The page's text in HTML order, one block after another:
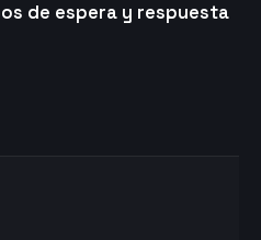
de espera y respuesta